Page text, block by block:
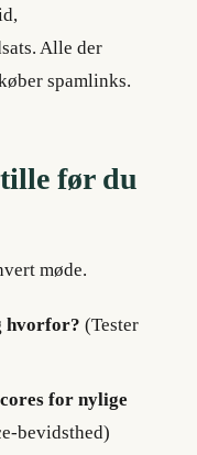
Alle der
spamlinks.
før du
møde.
hvorfor? (Tester
for nylige
bevidsthed)